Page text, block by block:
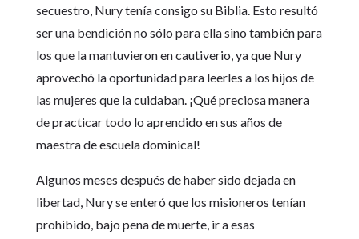
secuestro, Nury tenía consigo su Biblia. Esto resultó
ser una bendición no sólo para ella sino también para
los que la mantuvieron en cautiverio, ya que Nury
aprovechó la oportunidad para leerles a los hijos de
las mujeres que la cuidaban. ¡Qué preciosa manera
de practicar todo lo aprendido en sus años de
maestra de escuela dominical!
Algunos meses después de haber sido dejada en
libertad, Nury se enteró que los misioneros tenían
prohibido, bajo pena de muerte, ir a esas